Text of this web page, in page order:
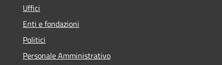
Uffici
Enti e fondazioni
Politici
Personale Amministrativo